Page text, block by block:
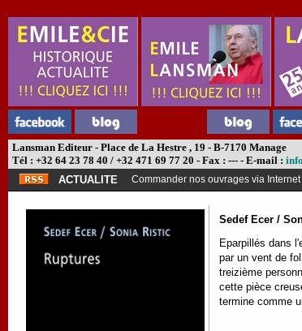
Lansman Editeur - Place de La Hestre , 19 - B-7170 Manage
Tél : +32 64 23 78 40 / +32 471 69 77 20 - Fax : --- - E-mail :
ACTUALITE Commander nos ouvrages via Internet
Sedef Ecer /
Eparpillés dans
par un vent de
treizième
cette pièce
termine comme